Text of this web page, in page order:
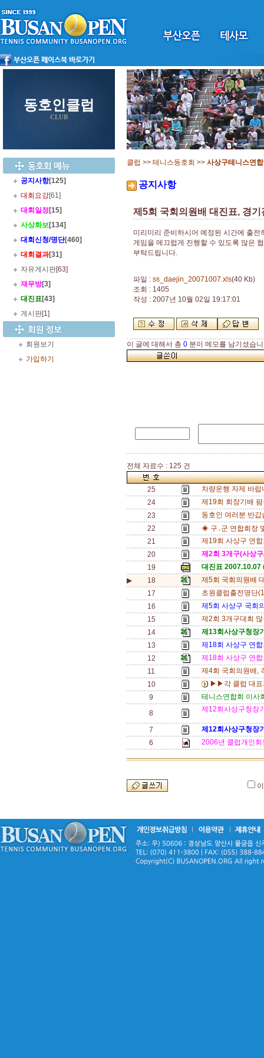
동호인클럽
CLUB
공지사항[125]
대회요강[61]
대회일정 [15]
사상화보[134]
대회신청/명단[460]
대회결과[31]
자유게시판[63]
재무방[3]
대진표[43]
게시판[1]
회원보기
가입하기
클럽 >> 테니스동호회 >> 사상구테니스연
공지사항
제5회 국회의원배 대진표, 경
미리미리 준비하시어 예정된 시간에 출전
게임을 메끄럽게 진행할 수 있도록 많은
부탁드립니다.
파일 : ss_daejin_20071007.xls(40 Kb)
조회 : 1405
작성 : 2007년 10월 02일 19:17:01
이 글에 대해서 총 0 분이 메모를 남기셨습
전체 자료수 : 125 건
25
차량운행 자제 바
24
제19회 회장기배
23
동호인 여러분 반
22
◈ 구․군 연합회장
21
제19회 사상구 연
20
제2회 3개구(사상
19
대진표 2007.10.07
▶
18
제5회 국회의원배
17
초원클럽출전명단
16
제5회 사상구 국회
15
제2회 3개구대회
14
제13회사상구청장
13
제18회 사상구 연
12
제18회 사상구 연
11
제4회 국회의원배,
10
▶▶각 클럽 대표
9
테니스연합회 이사
8
제12회사상구청장
7
제12회사상구청장
6
2006년 클럽개인